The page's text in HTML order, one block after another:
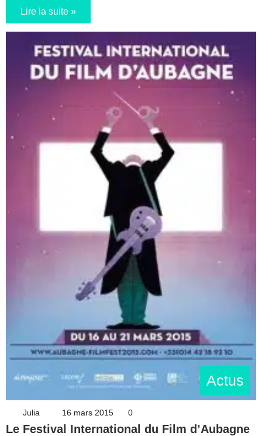
Lire la suite »
Actus
Julia 16 mars 2015 0
Le Festival International du Film d’Aubagne